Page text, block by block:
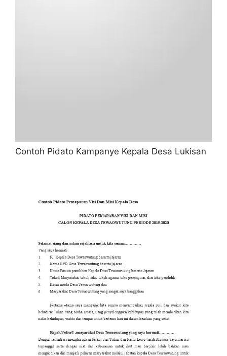
Contoh Pidato Kampanye Kepala Desa Lukisan